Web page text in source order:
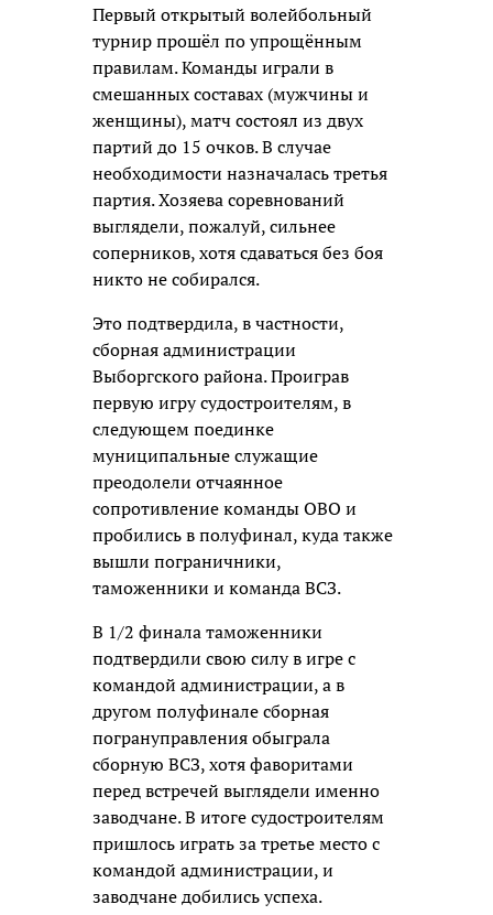
Первый открытый волейбольный
турнир прошёл по упрощённым
правилам. Команды играли в
смешанных составах (мужчины и
женщины), матч состоял из двух
партий до 15 очков. В случае
необходимости назначалась третья
партия. Хозяева соревнований
выглядели, пожалуй, сильнее
соперников, хотя сдаваться без боя
никто не собирался.
Это подтвердила, в частности,
сборная администрации
Выборгского района. Проиграв
первую игру судостроителям, в
следующем поединке
муниципальные служащие
преодолели отчаянное
сопротивление команды ОВО и
пробились в полуфинал, куда также
вышли пограничники,
таможенники и команда ВСЗ.
В 1/2 финала таможенники
подтвердили свою силу в игре с
командой администрации, а в
другом полуфинале сборная
погрануправления обыграла
сборную ВСЗ, хотя фаворитами
перед встречей выглядели именно
заводчане. В итоге судостроителям
пришлось играть за третье место с
командой администрации, и
заводчане добились успеха.